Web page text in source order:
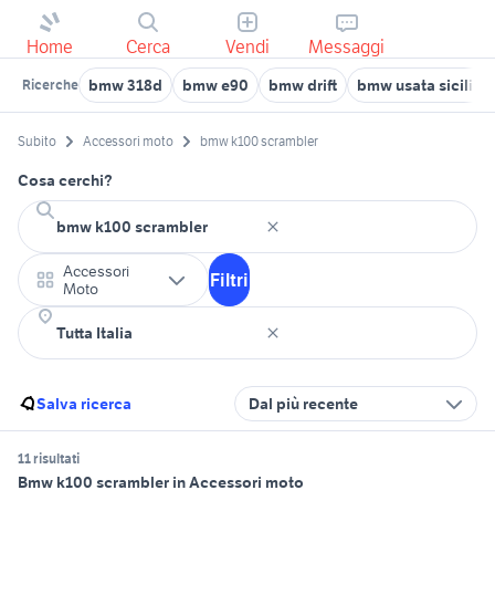
Home Cerca Vendi Messaggi
Ricerche bmw 318d bmw e90 bmw drift bmw usata sicilia
Subito Accessori moto bmw k100 scrambler
Cosa cerchi?
Accessori
Moto
Filtri
Salva ricerca Dal più recente
11 risultati
Bmw k100 scrambler in Accessori moto